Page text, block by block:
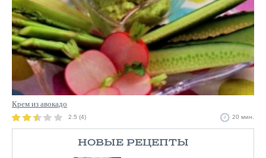
НОВЫЕ РЕЦЕПТЫ
Крем из авокадо
2.5 (4) 20 мин.